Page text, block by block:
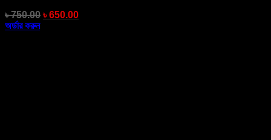
৳750.00 ৳650.00
অর্ডার করুন